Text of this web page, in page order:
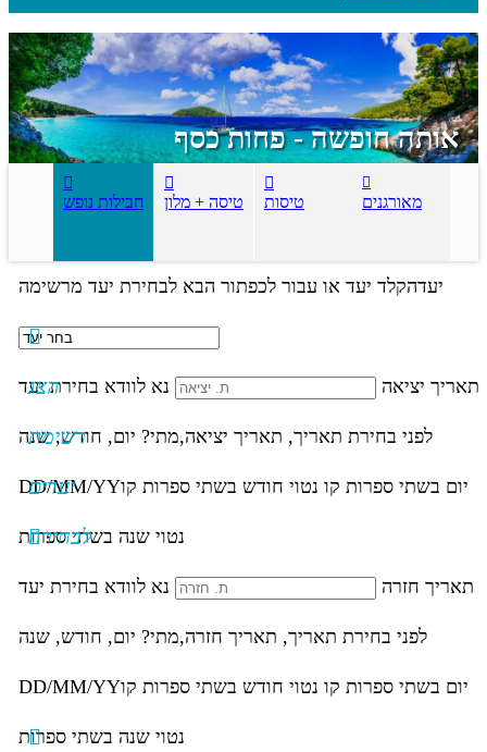
חבילות נופש טיסה + מלון טיסות מאורגנים
אותה חופשה - פחות כסף
יעדהקלד יעד או עבור לכפתור הבא לבחירת יעד מרשימה
הצג
רשימת
יעדים
לבחירה
תאריך יציאה נא לוודא בחירת יעד
לפני בחירת תאריך, תאריך יציאה,מתי? יום, חודש, שנה
DD/MM/YYיום בשתי ספרות קו נטוי חודש בשתי ספרות קו
נטוי שנה בשתי ספרות
תאריך חזרה נא לוודא בחירת יעד
לפני בחירת תאריך, תאריך חזרה,מתי? יום, חודש, שנה
DD/MM/YYיום בשתי ספרות קו נטוי חודש בשתי ספרות קו
נטוי שנה בשתי ספרות